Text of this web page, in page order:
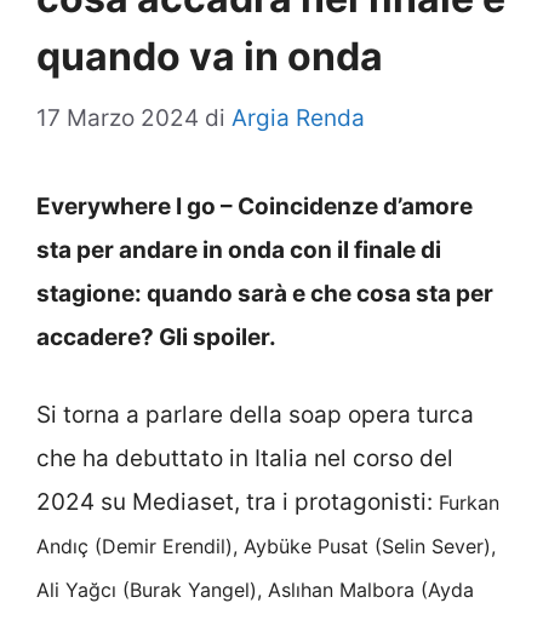
quando va in onda
17 Marzo 2024 di Argia Renda
Everywhere I go – Coincidenze d’amore
sta per andare in onda con il finale di
stagione: quando sarà e che cosa sta per
accadere? Gli spoiler.
Si torna a parlare della soap opera turca
che ha debuttato in Italia nel corso del
2024 su Mediaset, tra i protagonisti: Furkan
Andıç (Demir Erendil), Aybüke Pusat (Selin Sever),
Ali Yağcı (Burak Yangel), Aslıhan Malbora (Ayda